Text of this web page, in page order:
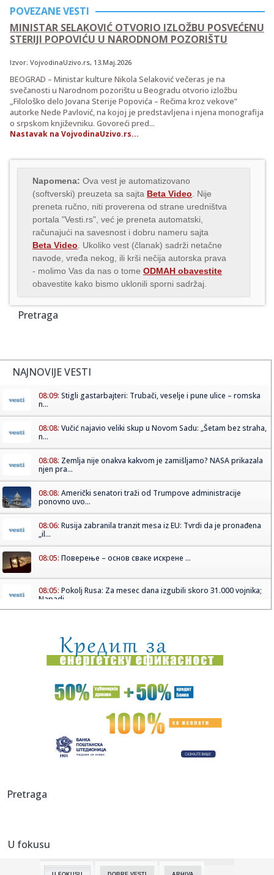
POVEZANE VESTI
MINISTAR SELAKOVIĆ OTVORIO IZLOŽBU POSVEĆENU
STERIJI POPOVIĆU U NARODNOM POZORIŠTU
Izvor: VojvodinaUzivo.rs, 13.Maj.2026
BEOGRAD – Ministar kulture Nikola Selaković večeras je na
svečanosti u Narodnom pozorištu u Beogradu otvorio izložbu
„Filološko delo Jovana Sterije Popovića – Rečima kroz vekove”
autorke Nede Pavlović, na kojoj je predstavljena i njena monografija
o srpskom književniku. Govoreći pred...
Nastavak na VojvodinaUzivo.rs...
Napomena: Ova vest je automatizovano
(softverski) preuzeta sa sajta Beta Video . Nije
preneta ručno, niti proverena od strane uredništva
portala "Vesti.rs", već je preneta automatski,
računajući na savesnost i dobru nameru sajta
Beta Video . Ukoliko vest (članak) sadrži netačne
navode, vređa nekog, ili krši nečija autorska prava
- molimo Vas da nas o tome ODMAH obavestite
obavestite kako bismo uklonili sporni sadržaj.
Pretraga
NAJNOVIJE VESTI
08:09: Stigli gastarbajteri: Trubači, veselje i pune ulice – romska
n...
08:08: Vučić najavio veliki skup u Novom Sadu: „Šetam bez straha,
n...
08:08: Zemlja nije onakva kakvom je zamišljamo? NASA prikazala
njen pra...
08:08: Američki senatori traži od Trumpove administracije
ponovno uvo...
08:06: Rusija zabranila tranzit mesa iz EU: Tvrdi da je pronađena
„il...
08:05: Поверење – основ сваке искрене ...
08:05: Pokolj Rusa: Za mesec dana izgubili skoro 31.000 vojnika;
Napadi ...
08:02:Pucnjava u srednjoj školi na Tajlandu, najmanje šest žrtava
08:02:Blizu milijarde dolara kazne za Metu zbog ugrožavanja
dece na in...
Ovo je najtopliji grad u Srbiji
08:01:Trener Tobola se ne predaju: Partizan kažnjavao naše
osvojimo spoj t...
07:57:
Pretraga
U fokusu